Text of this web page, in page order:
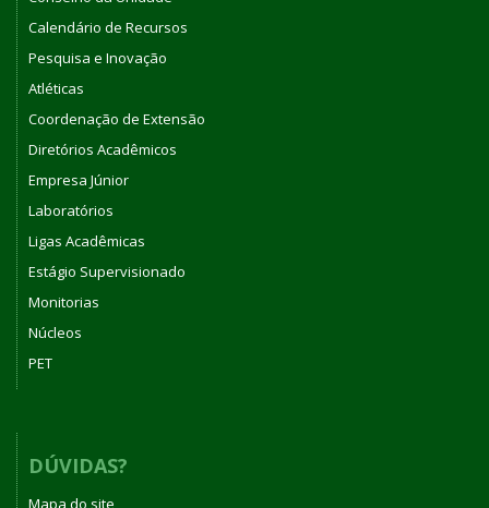
Calendário de Recursos
Pesquisa e Inovação
Atléticas
Coordenação de Extensão
Diretórios Acadêmicos
Empresa Júnior
Laboratórios
Ligas Acadêmicas
Estágio Supervisionado
Monitorias
Núcleos
PET
DÚVIDAS?
Mapa do site